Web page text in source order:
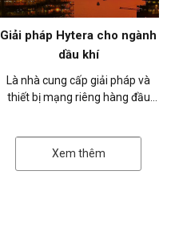
Giải pháp Hytera cho ngành
dầu khí
Là nhà cung cấp giải pháp và
thiết bị mạng riêng hàng đầu
c...
Xem thêm